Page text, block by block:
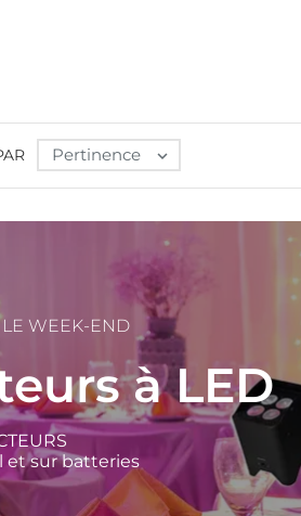
Pertinence 
WEEK-END
à LED
et sur batteries